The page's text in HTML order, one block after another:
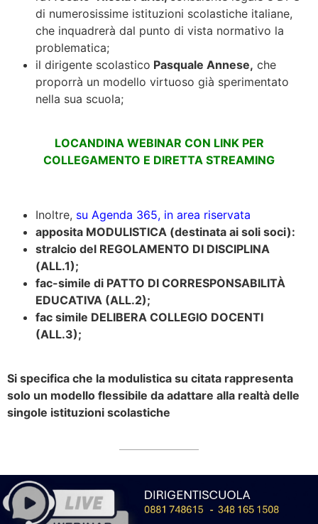
di numerosissime istituzioni scolastiche italiane,
che inquadrerà dal punto di vista normativo la
problematica;
il dirigente scolastico Pasquale Annese, che
proporrà un modello virtuoso già sperimentato
nella sua scuola;
LOCANDINA WEBINAR CON LINK PER
COLLEGAMENTO E DIRETTA STREAMING
Inoltre, su Agenda 365, in area riservata
apposita MODULISTICA (destinata ai soli soci):
stralcio del REGOLAMENTO DI DISCIPLINA
(ALL.1);
fac-simile di PATTO DI CORRESPONSABILITÀ
EDUCATIVA (ALL.2);
fac simile DELIBERA COLLEGIO DOCENTI
(ALL.3);
Si specifica che la modulistica su citata rappresenta
solo un modello flessibile da adattare alla realtà delle
singole istituzioni scolastiche